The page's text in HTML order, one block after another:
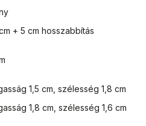
+ 5 cm hosszabbítás
1,5 cm, szélesség 1,8 cm
1,8 cm, szélesség 1,6 cm